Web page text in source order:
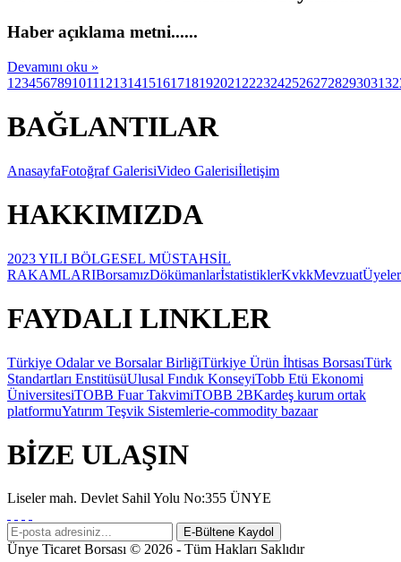
Haber açıklama metni......
Devamını oku »
1 23456789101112131415161718192021 2223242526272829303132
BAĞLANTILAR
AnasayfaFotoğraf GalerisiVideo Galerisiİletişim
HAKKIMIZDA
2023 YILI BÖLGESEL MÜSTAHSİL
RAKAMLARIBorsamızDökümanlarİstatistiklerKvkkMevzuatÜyeler
FAYDALI LINKLER
Türkiye Odalar ve Borsalar BirliğiTürkiye Ürün İhtisas BorsasıTürk
Standartları EnstitüsüUlusal Fındık KonseyiTobb Etü Ekonomi
ÜniversitesiTOBB Fuar TakvimiTOBB 2BKardeş kurum ortak
platformuYatırım Teşvik Sistemlerie-commodity bazaar
BİZE ULAŞIN
Liseler mah. Devlet Sahil Yolu No:355 ÜNYE
Ünye Ticaret Borsası © 2026 - Tüm Hakları Saklıdır